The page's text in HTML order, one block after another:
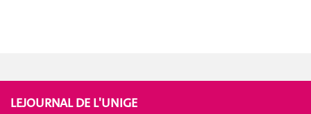
LEJOURNAL DE L'UNIGE